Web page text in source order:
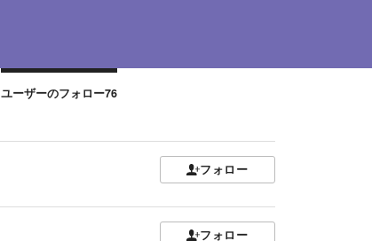
ユーザーのフォロー76
フォロー
フォロー